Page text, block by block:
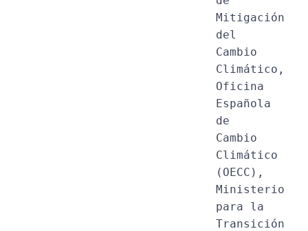
Mitigación
del
Cambio
Climático,
Oficina
Española
de
Cambio
Climático
(OECC),
Ministerio
para la
Transición